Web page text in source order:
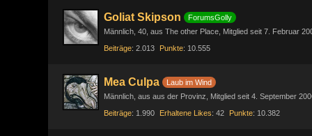
Goliat Skipson
ForumsGolly
Männlich 40 aus The other Place
Mitglied seit 7. Februar
Beiträge 2.013 Punkte 10.555
Mea Culpa
Laub im Wind
Männlich aus aus der Provinz
Mitglied seit 4. September
Beiträge
1.990 Erhaltene Likes 42 Punkte 10.382